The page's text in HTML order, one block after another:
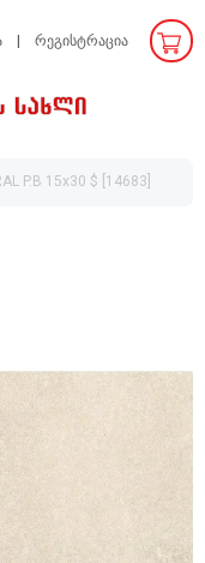
რეგისტრაცია
P.B 15x30 $ [14683]